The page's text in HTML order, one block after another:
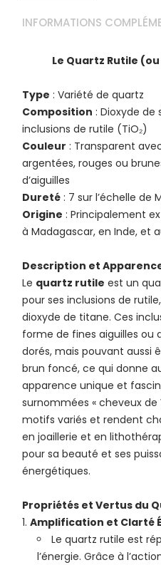
INFORMATIONS
Le Quartz Rutile
Type : Variété de quartz
Composition : Dioxyde de
inclusions de rutile (TiO₂)
Couleur : Transparent
argentées, rouges ou
d’aiguilles
Dureté : 7 sur l’échelle de
Origine : Principalement
à Madagascar, en Inde, et
Description et
Le quartz rutile est un
pour ses inclusions de
dioxyde de titane. Ces
forme de fines aiguilles ou
dorés, mais pouvant aussi
brun foncé, ce qui donne
apparence unique et
surnommées « cheveux de
motifs variés et rendent
en joaillerie et en
pour sa beauté et ses
énergétiques.
Propriétés et Vertus du
Amplification et Clarté
Le quartz rutile est
l’énergie. Grâce à